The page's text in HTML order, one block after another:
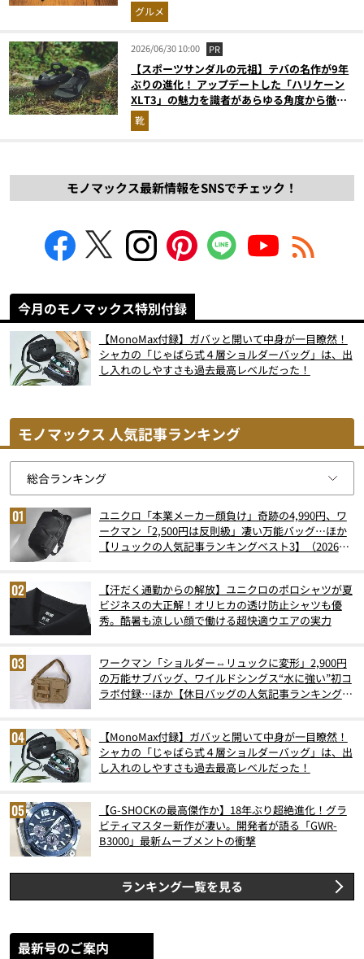
グルメ
2026/06/30 10:00 PR
【スポーツサンダルの元祖】テバの名作が9年
ぶりの進化！ アップデートした「ハリケーン
XLT3」の魅力を識者があらゆる角度から徹底
解説！
靴
モノマックス最新情報をSNSでチェック！
今月のモノマックス特別付録
【MonoMax付録】ガバッと開いて中身が一目瞭然！
シャカの「じゃばら式４層ショルダーバッグ」は、出
し入れのしやすさも過去最高レベルだった！
モノマックス 人気記事ランキング
ユニクロ「本業メーカー顔負け」奇跡の4,990円、ワ
ークマン「2,500円は反則級」凄い万能バッグ…ほか
【リュックの人気記事ランキングベスト3】（2026年
【汗だく通勤からの解放】ユニクロのポロシャツが夏
ビジネスの大正解！オリヒカの透け防止シャツも優
秀。酷暑も涼しい顔で働ける超快適ウエアの実力
ワークマン「ショルダー⇔リュックに変形」2,900円
の万能サブバッグ、ワイルドシングス“水に強い”初コ
ラボ付録…ほか【休日バッグの人気記事ランキングベ
【MonoMax付録】ガバッと開いて中身が一目瞭然！
シャカの「じゃばら式４層ショルダーバッグ」は、出
し入れのしやすさも過去最高レベルだった！
【G-SHOCKの最高傑作か】18年ぶり超絶進化！グラ
ビティマスター新作が凄い。開発者が語る「GWR-
B3000」最新ムーブメントの衝撃
ランキング一覧を見る
最新号のご案内